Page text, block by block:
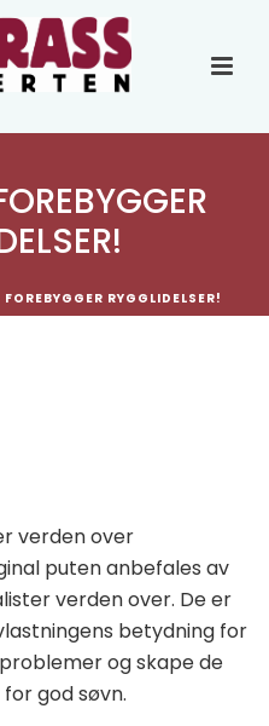
RYGGLIDELSER!
verden over
puten anbefales av
verden over. De er
betydning for
og skape de
god søvn.